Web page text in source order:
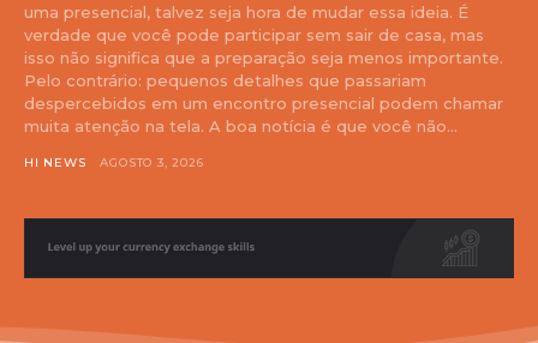
uma presencial, talvez seja hora de mudar essa ideia. É
verdade que você pode participar sem sair de casa, mas
isso não significa que a preparação seja menos importante.
Pelo contrário: pequenos detalhes que passariam
despercebidos em um encontro presencial podem chamar
muita atenção na tela. A boa notícia é que você não...
HI NEWS AGOSTO 3, 2026